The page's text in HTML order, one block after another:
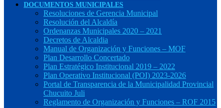
DOCUMENTOS MUNICIPALES
Resoluciones de Gerencia Municipal
Resolución del Alcaldía
Ordenanzas Municipales 2020 – 2021
Decretos de Alcaldia
Manual de Organización y Funciones – MOF
Plan Desarrollo Concertado
Plan Estratégico Institucional 2019 – 2022
Plan Operativo Institucional (POI) 2023-2026
Portal de Transparencia de la Municipalidad Provincial
Chucuito Juli
Reglamento de Organización y Funciones – ROF 2015